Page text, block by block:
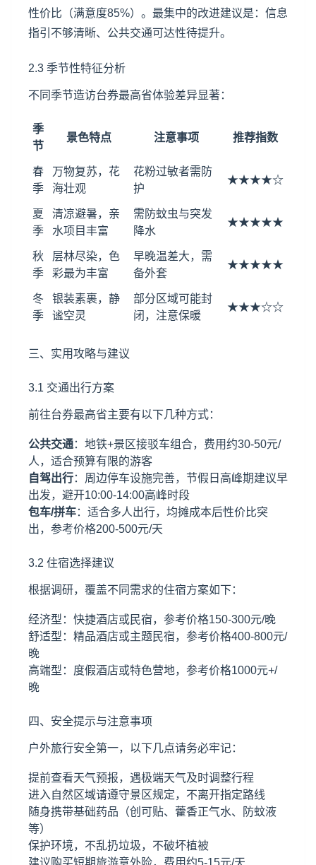
性价比（满意度85%）。最集中的改进建议是：信息
指引不够清晰、公共交通可达性待提升。
2.3 季节性特征分析
不同季节造访台券最高省体验差异显著：
季
节
景色特点 注意事项 推荐指数
春
季
万物复苏，花
海壮观
花粉过敏者需防
护
★★★★☆
夏
季
清凉避暑，亲
水项目丰富
需防蚊虫与突发
降水
★★★★★
秋
季
层林尽染，色
彩最为丰富
早晚温差大，需
备外套
★★★★★
冬
季
银装素裹，静
谧空灵
部分区域可能封
闭，注意保暖
★★★☆☆
三、实用攻略与建议
3.1 交通出行方案
前往台券最高省主要有以下几种方式：
公共交通：地铁+景区接驳车组合，费用约30-50元/
人，适合预算有限的游客
自驾出行：周边停车设施完善，节假日高峰期建议早
出发，避开10:00-14:00高峰时段
包车/拼车：适合多人出行，均摊成本后性价比突
出，参考价格200-500元/天
3.2 住宿选择建议
根据调研，覆盖不同需求的住宿方案如下：
经济型：快捷酒店或民宿，参考价格150-300元/晚
舒适型：精品酒店或主题民宿，参考价格400-800元/
晚
高端型：度假酒店或特色营地，参考价格1000元+/
晚
四、安全提示与注意事项
户外旅行安全第一，以下几点请务必牢记：
提前查看天气预报，遇极端天气及时调整行程
进入自然区域请遵守景区规定，不离开指定路线
随身携带基础药品（创可贴、藿香正气水、防蚊液
等）
保护环境，不乱扔垃圾，不破坏植被
建议购买短期旅游意外险，费用约5-15元/天